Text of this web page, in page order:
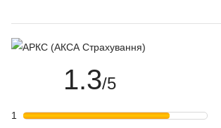
1.3/5
1